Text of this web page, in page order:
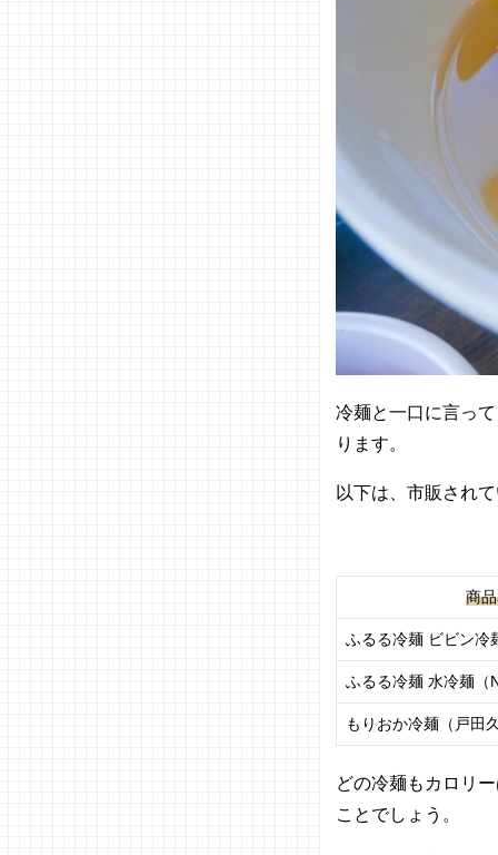
冷麺と一口に言っ
ります。
以下は、市販され
商
ふるる冷麺 ビビン冷
ふるる冷麺 水冷麺（
もりおか冷麺（戸田
どの冷麺もカロリ
ことでしょう。